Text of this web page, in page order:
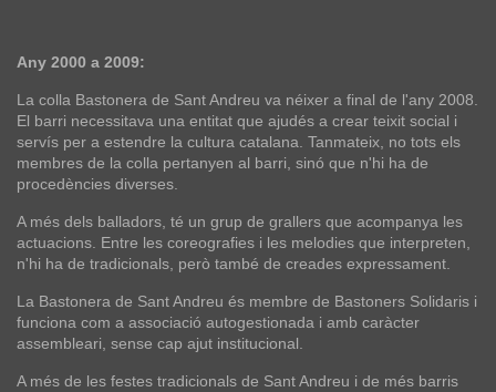
Any 2000 a 2009:
La colla Bastonera de Sant Andreu va néixer a final de l'any 2008.
El barri necessitava una entitat que ajudés a crear teixit social i
servís per a estendre la cultura catalana. Tanmateix, no tots els
membres de la colla pertanyen al barri, sinó que n'hi ha de
procedències diverses.
A més dels balladors, té un grup de grallers que acompanya les
actuacions. Entre les coreografies i les melodies que interpreten,
n'hi ha de tradicionals, però també de creades expressament.
La Bastonera de Sant Andreu és membre de Bastoners Solidaris i
funciona com a associació autogestionada i amb caràcter
assembleari, sense cap ajut institucional.
A més de les festes tradicionals de Sant Andreu i de més barris